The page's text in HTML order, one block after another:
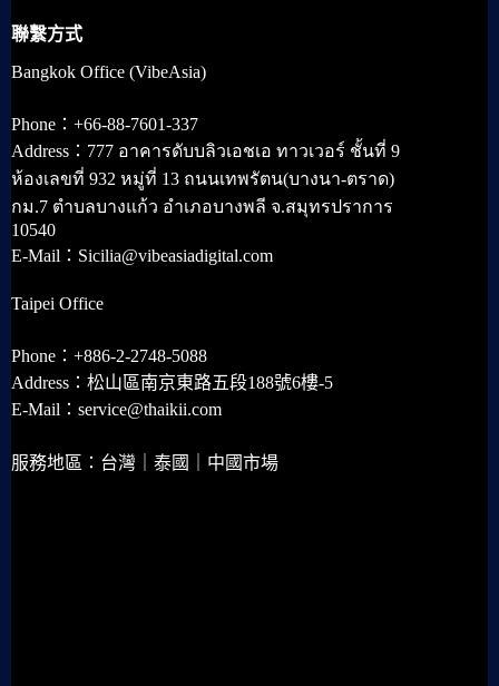
聯繫方式
Bangkok Office (VibeAsia)
Phone：+66-88-7601-337
Address：777 อาคารดับบลิวเอชเอ ทาวเวอร์ ชั้นที่ 9
ห้องเลขที่ 932 หมู่ที่ 13 ถนนเทพรัตน(บางนา-ตราด)
กม.7 ตำบลบางแก้ว อำเภอบางพลี จ.สมุทรปราการ
10540
E-Mail：Sicilia@vibeasiadigital.com
Taipei Office
Phone：+886-2-2748-5088
Address：松山區南京東路五段188號6樓-5
E-Mail：service@thaikii.com
服務地區：台灣｜泰國｜中國市場